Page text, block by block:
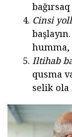
Cinsi
humma,
Iltihab
qusma
selik ola